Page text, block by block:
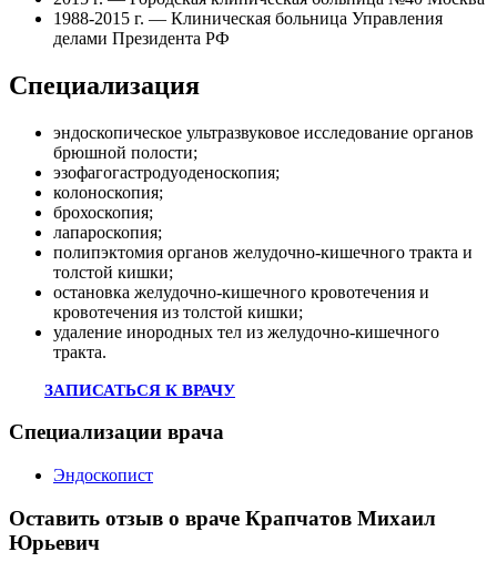
1988-2015 г. — Клиническая больница Управления
делами Президента РФ
Специализация
эндоскопическое ультразвуковое исследование органов
брюшной полости;
эзофагогастродуоденоскопия;
колоноскопия;
брохоскопия;
лапароскопия;
полипэктомия органов желудочно-кишечного тракта и
толстой кишки;
остановка желудочно-кишечного кровотечения и
кровотечения из толстой кишки;
удаление инородных тел из желудочно-кишечного
тракта.
ЗАПИСАТЬСЯ К ВРАЧУ
Специализации врача
Эндоскопист
Оставить отзыв о враче Крапчатов Михаил
Юрьевич